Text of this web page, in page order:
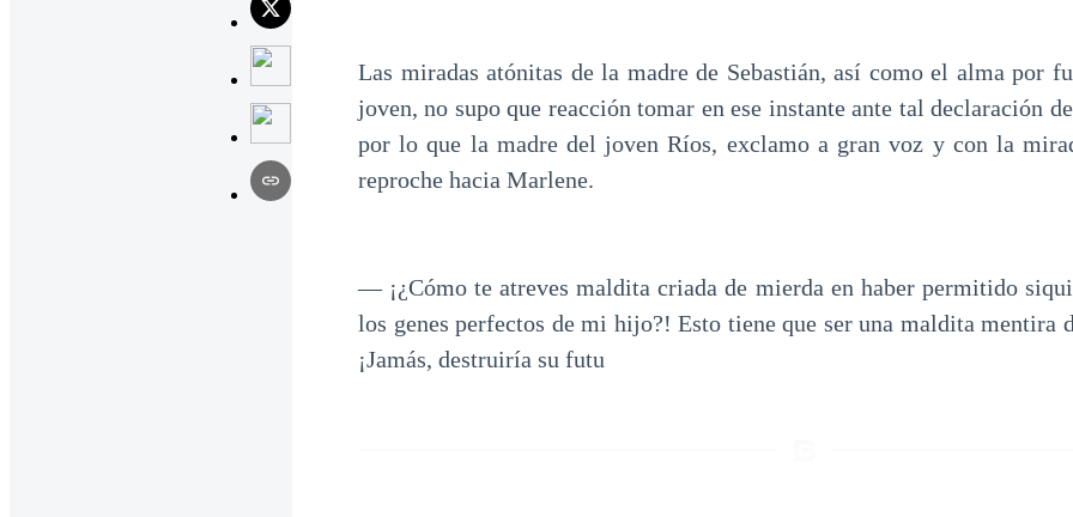
Las miradas atónitas de la madre de Sebastián, así como el alma por
joven, no supo que reacción tomar en ese instante ante tal declaración
por lo que la madre del joven Ríos, exclamo a gran voz y con la
reproche hacia Marlene.
— ¡¿Cómo te atreves maldita criada de mierda en haber permitido
los genes perfectos de mi hijo?! Esto tiene que ser una maldita mentira
¡Jamás, destruiría su futu